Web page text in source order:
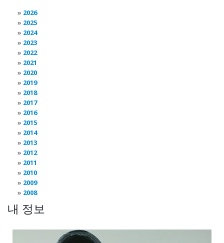
2026
2025
2024
2023
2022
2021
2020
2019
2018
2017
2016
2015
2014
2013
2012
2011
2010
2009
2008
내 정보